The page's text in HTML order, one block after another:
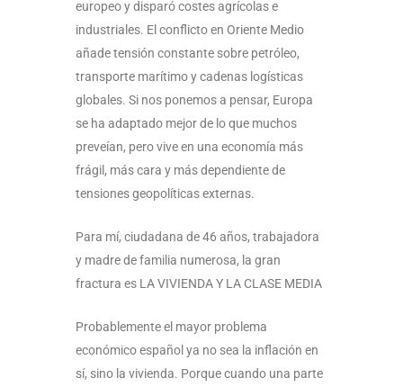
europeo y disparó costes agrícolas e
industriales. El conflicto en Oriente Medio
añade tensión constante sobre petróleo,
transporte marítimo y cadenas logísticas
globales. Si nos ponemos a pensar, Europa
se ha adaptado mejor de lo que muchos
preveían, pero vive en una economía más
frágil, más cara y más dependiente de
tensiones geopolíticas externas.
Para mí, ciudadana de 46 años, trabajadora
y madre de familia numerosa, la gran
fractura es LA VIVIENDA Y LA CLASE MEDIA
Probablemente el mayor problema
económico español ya no sea la inflación en
sí, sino la vivienda. Porque cuando una parte